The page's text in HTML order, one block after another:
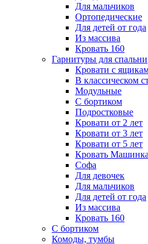
Для мальчиков
Ортопедические
Для детей от года
Из массива
Кровать 160
Гарнитуры для спальни
Кровати с
В классическом
Модульные
С бортиком
Подростковые
Кровати от 2 лет
Кровати от 3 лет
Кровати от 5 лет
Кровать Машинка
Софа
Для девочек
Для мальчиков
Для детей от года
Из массива
Кровать 160
С бортиком
Комоды, тумбы